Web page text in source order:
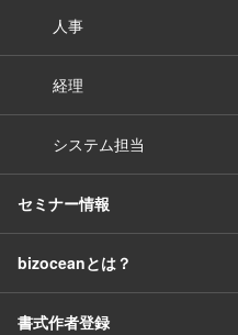
人事
経理
システム担当
セミナー情報
bizoceanとは？
書式作者登録